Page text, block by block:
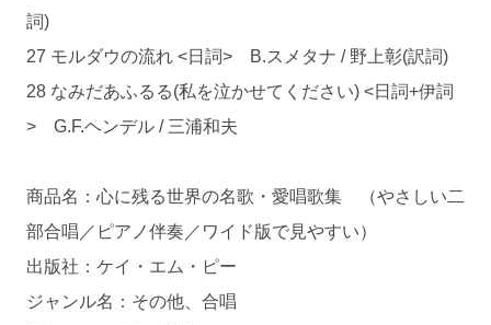
詞)
27 モルダウの流れ <日詞> B.スメタナ / 野上彰(訳詞)
28 なみだあふるる(私を泣かせてください) <日詞+伊詞
> G.F.ヘンデル / 三浦和夫
商品名：心に残る世界の名歌・愛唱歌集 （やさしい二
部合唱／ピアノ伴奏／ワイド版で見やすい）
出版社：ケイ・エム・ピー
ジャンル名：その他、合唱